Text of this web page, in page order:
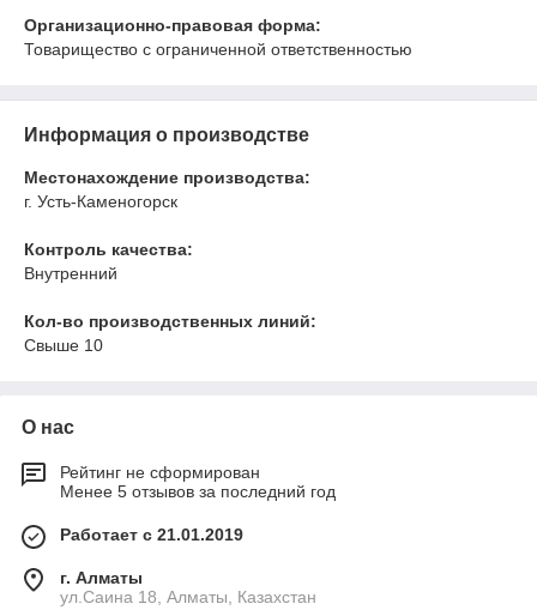
Организационно-правовая форма:
Товарищество с ограниченной ответственностью
Информация о производстве
Местонахождение производства:
г. Усть-Каменогорск
Контроль качества:
Внутренний
Кол-во производственных линий:
Свыше 10
О нас
Рейтинг не сформирован
Менее 5 отзывов за последний год
Работает с 21.01.2019
г. Алматы
ул.Саина 18, Алматы, Казахстан